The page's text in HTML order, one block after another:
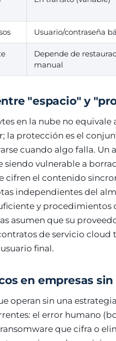
Usuario/contraseña
Depende de
manual
"espacio" y
en la nube no
la protección es el
cuando algo falla.
siendo vulnerable a
cifren el contenido
independientes del
y
asumen que su
de servicio cloud
final.
en empresas
operan sin una
el error humano
que cifra o